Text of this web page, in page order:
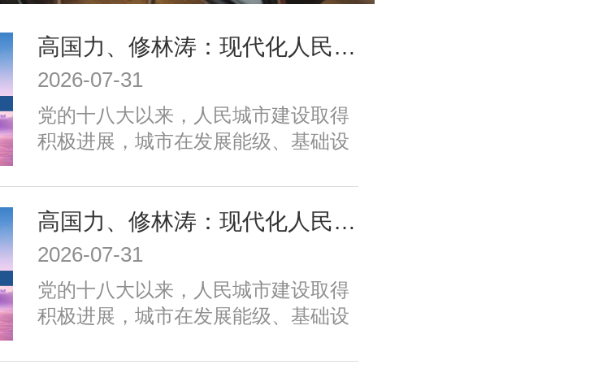
高国力、修林涛：现代化人民城市高质量发展的战略框架与政策体系
2026-07-31
党的十八大以来，人民城市建设取得
积极进展，城市在发展能级、基础设
治理、历史文化保护等方面取得积极
成效；同时，也面临着转变发展方
式、培育发展动能、提升功能品质、
推动精细治理、增强城市韧性等转型
发展任务。为实现以上目标，必须紧
高国力、修林涛：现代化人民城市高质量发展的战略框架与政策体系
2026-07-31
党的十八大以来，人民城市建设取得
积极进展，城市在发展能级、基础设
治理、历史文化保护等方面取得积极